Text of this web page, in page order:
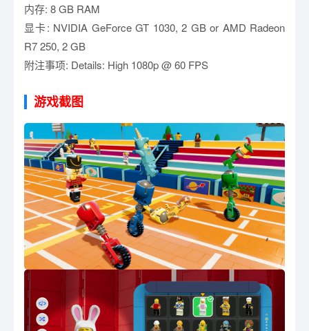
内存: 8 GB RAM
显卡: NVIDIA GeForce GT 1030, 2 GB or AMD Radeon
R7 250, 2 GB
附注事项: Details: High 1080p @ 60 FPS
游戏截图